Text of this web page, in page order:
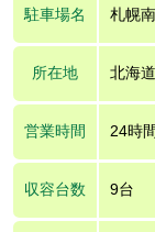
駐車場名 札幌
所在地 北海
営業時間 24時間
収容台数 9台